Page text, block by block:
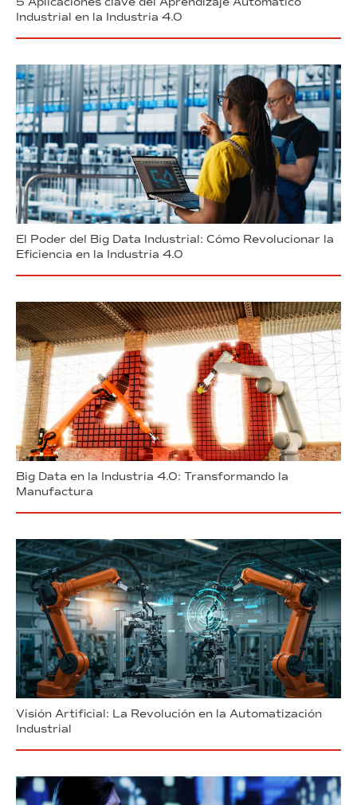
Industrial en la Industria 4.0
El Poder del Big Data Industrial: Cómo Revolucionar la
Eficiencia en la Industria 4.0
Big Data en la Industria 4.0: Transformando la
Manufactura
Visión Artificial: La Revolución en la Automatización
Industrial